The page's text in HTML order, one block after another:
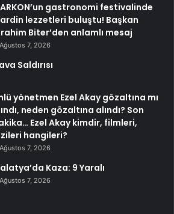
gastronomi festivalinde
lezzetleri buluştu! Başkan
Biter’den anlamlı mesaj
Ağustos 7, 2026
Saldırısı
yönetmen Ezel Akay gözaltına mı
neden gözaltına alındı? Son
Ezel Akay kimdir, filmleri,
hangileri?
Ağustos 7, 2026
Kaza: 9 Yaralı
Ağustos 7, 2026